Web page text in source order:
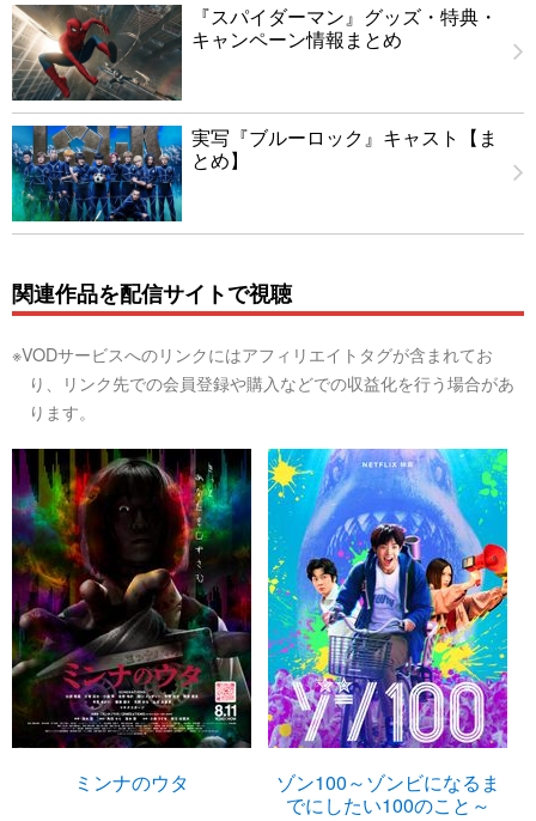
『スパイダーマン』グッズ・特典・
キャンペーン情報まとめ
実写『ブルーロック』キャスト【ま
とめ】
関連作品を配信サイトで視聴
※VODサービスへのリンクにはアフィリエイトタグが含まれてお
り、リンク先での会員登録や購入などでの収益化を行う場合があ
ります。
ミンナのウタ
ゾン100～ゾンビになるま
でにしたい100のこと～